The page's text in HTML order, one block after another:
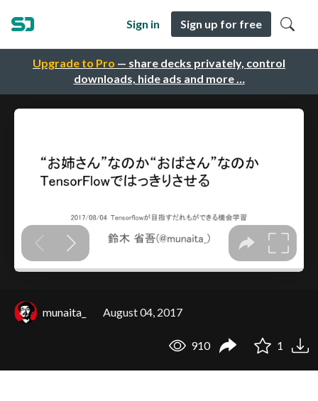
Upgrade to Pro — share decks privately, control
downloads, hide ads and more …
Sign in Sign up for free
munaita_ August 04, 2017
910 1